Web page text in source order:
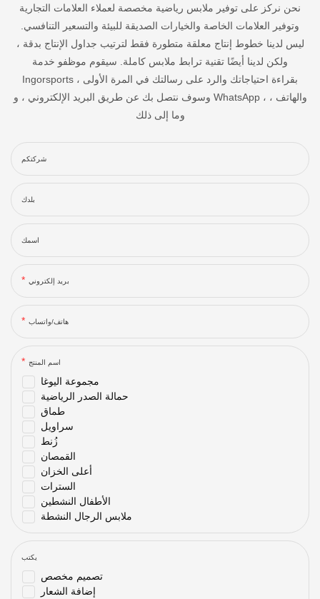
نحن نركز على توفير ملابس رياضية مخصصة لعملاء العلامات التجارية
وتوفير العلامات الخاصة والخيارات الصديقة للبيئة والتسعير التنافسي.
ليس لدينا خطوط إنتاج معلقة متطورة فقط لترتيب جداول الإنتاج بدقة ،
ولكن لدينا أيضًا تقنية ترابط ملابس كاملة. سيقوم موظفو خدمة
Ingorsports بقراءة احتياجاتك والرد على رسالتك في المرة الأولى ،
وسوف نتصل بك عن طريق البريد الإلكتروني ، و WhatsApp ، والهاتف ،
وما إلى ذلك
شركتكم
بلدك
اسمك
بريد إلكتروني
هاتف/واتساب
مجموعة اليوغا
حمالة الصدر الرياضية
طماق
سراويل
زُنط
القمصان
أعلى الخزان
السترات
الأطفال النشطين
ملابس الرجال النشطة
اسم المنتج
تصميم مخصص
إضافة الشعار
يكتب